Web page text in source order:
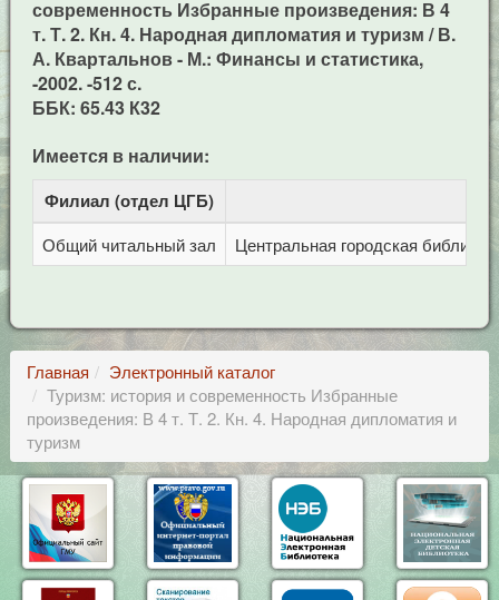
современность Избранные произведения: В 4
т. Т. 2. Кн. 4. Народная дипломатия и туризм / В.
А. Квартальнов - М.: Финансы и статистика,
-2002. -512 с.
ББК: 65.43 К32
Имеется в наличии:
Филиал (отдел ЦГБ)
Общий читальный зал Центральная городская
Главная
Электронный каталог
Туризм: история и современность Избранные
произведения: В 4 т. Т. 2. Кн. 4. Народная дипломатия и
туризм